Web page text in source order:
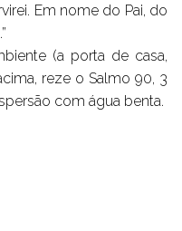
Em nome do Pai, do
(a porta de casa,
reze o Salmo 90, 3
com água benta.